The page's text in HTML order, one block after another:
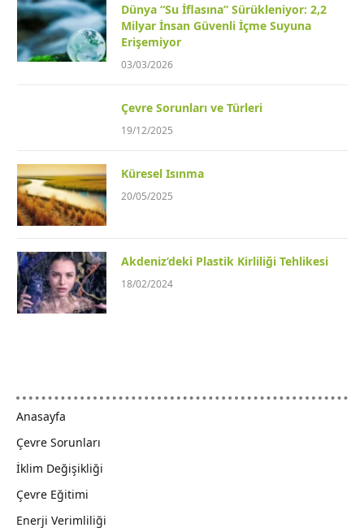
Dünya “Su İflasına” Sürükleniyor: 2,2
Milyar İnsan Güvenli İçme Suyuna
Erişemiyor
03/03/2026
Çevre Sorunları ve Türleri
19/12/2025
Küresel Isınma
20/05/2025
Akdeniz’deki Plastik Kirliliği Tehlikesi
18/02/2024
Anasayfa
Çevre Sorunları
İklim Değişikliği
Çevre Eğitimi
Enerji Verimliliği